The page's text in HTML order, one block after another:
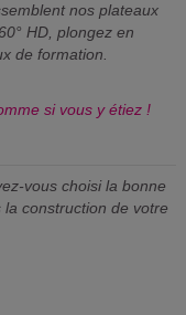
nos plateaux
HD, plongez en
de formation.
si vous y étiez !
vous choisi la bonne
construction de votre